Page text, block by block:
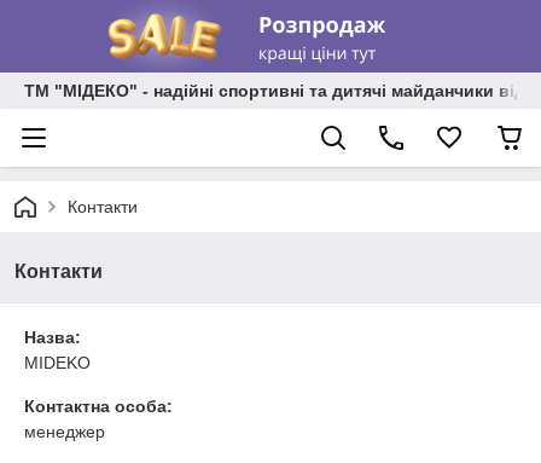
ТМ "МІДЕКО" - надійні спортивні та дитячі майданчики від
Контакти
Контакти
Назва:
MIDEKO
Контактна особа:
менеджер